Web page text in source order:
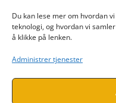
Du kan lese mer om hvordan
teknologi, og hvordan vi
å klikke på lenken.
Administrer tjenester